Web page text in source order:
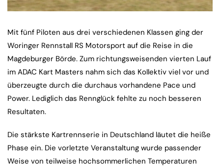
Mit fünf Piloten aus drei verschiedenen Klassen ging der
Woringer Rennstall RS Motorsport auf die Reise in die
Magdeburger Börde. Zum richtungsweisenden vierten Lauf
im ADAC Kart Masters nahm sich das Kollektiv viel vor und
überzeugte durch die durchaus vorhandene Pace und
Power. Lediglich das Rennglück fehlte zu noch besseren
Resultaten.
Die stärkste Kartrennserie in Deutschland läutet die heiße
Phase ein. Die vorletzte Veranstaltung wurde passender
Weise von teilweise hochsommerlichen Temperaturen